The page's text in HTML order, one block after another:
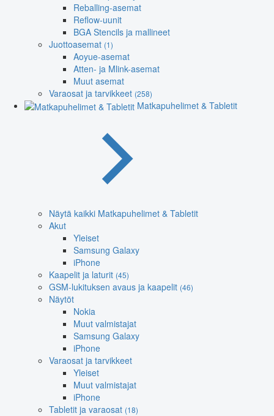
Reballing-asemat
Reflow-uunit
BGA Stencils ja mallineet
Juottoasemat (1)
Aoyue-asemat
Atten- ja Mlink-asemat
Muut asemat
Varaosat ja tarvikkeet (258)
Matkapuhelimet & Tabletit
Näytä kaikki Matkapuhelimet & Tabletit
Akut
Yleiset
Samsung Galaxy
iPhone
Kaapelit ja laturit (45)
GSM-lukituksen avaus ja kaapelit (46)
Näytöt
Nokia
Muut valmistajat
Samsung Galaxy
iPhone
Varaosat ja tarvikkeet
Yleiset
Muut valmistajat
iPhone
Tabletit ja varaosat (18)